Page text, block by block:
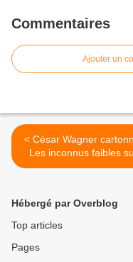
Commentaires
Ajouter un
< César Wagner cartonne.
Les inconnus faibles sur
TF1. Fr3 3e. Les
Hébergé par Overblog
Top articles
Pages